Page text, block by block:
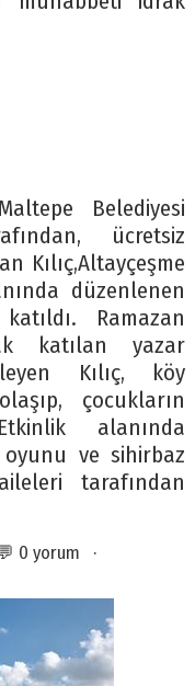
Belediyesi
ücretsiz
Kılıç,Altayçeşme
düzenlenen
Ramazan
katılan yazar
Kılıç, köy
çocukların
alanında
oyunu ve sihirbaz
tarafından
0 yorum ·